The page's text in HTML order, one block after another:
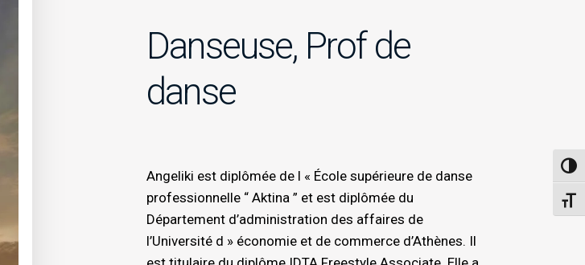
Danseuse, Prof de
danse
Angeliki est diplômée de l « École supérieure de danse
professionnelle “ Aktina ” et est diplômée du
Département d’administration des affaires de
l’Université d » économie et de commerce d’Athènes. Il